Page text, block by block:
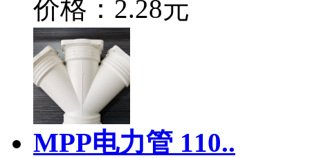
价格：2.28元
MPP电力管 110..